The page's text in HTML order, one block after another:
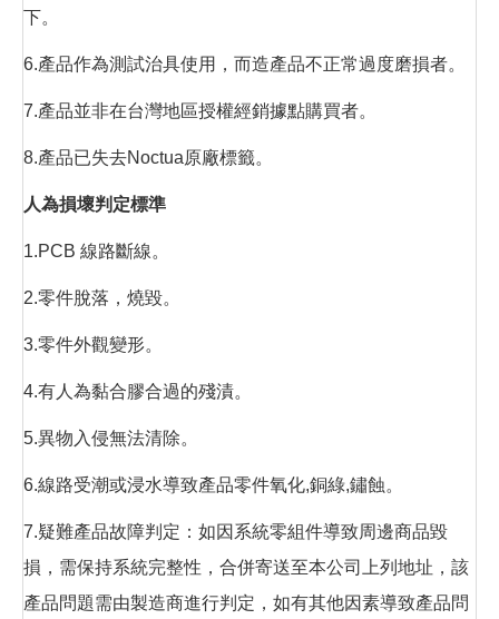
下。
6.產品作為測試治具使用，而造產品不正常過度磨損者。
7.產品並非在台灣地區授權經銷據點購買者。
8.產品已失去Noctua原廠標籤。
人為損壞判定標準
1.PCB 線路斷線。
2.零件脫落，燒毀。
3.零件外觀變形。
4.有人為黏合膠合過的殘漬。
5.異物入侵無法清除。
6.線路受潮或浸水導致產品零件氧化,銅綠,鏽蝕。
7.疑難產品故障判定：如因系統零組件導致周邊商品毀
損，需保持系統完整性，合併寄送至本公司上列地址，該
產品問題需由製造商進行判定，如有其他因素導致產品問